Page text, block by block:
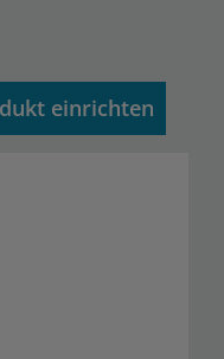
einrichten